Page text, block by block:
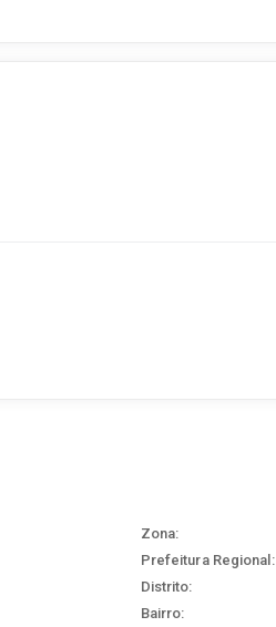
Zona:
Prefeitura Regional:
Distrito:
Bairro: